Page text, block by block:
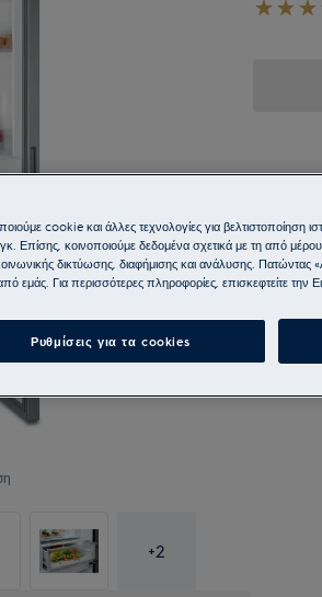
+2
cookie και άλλες τεχνολογίες για
Επίσης, κοινοποιούμε δεδομένα σχετικά με τη από
δικτύωσης, διαφήμισης και ανάλυσης.
εμάς. Για περισσότερες πληροφορίες, επισκεφτείτε την
Ρυθμίσεις για τα cookies